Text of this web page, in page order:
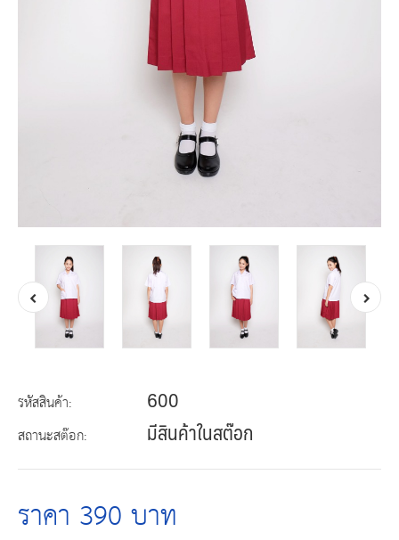
รหัสสินค้า: 600
สถานะสต๊อก: มีสินค้าในสต๊อก
ราคา 390 บาท